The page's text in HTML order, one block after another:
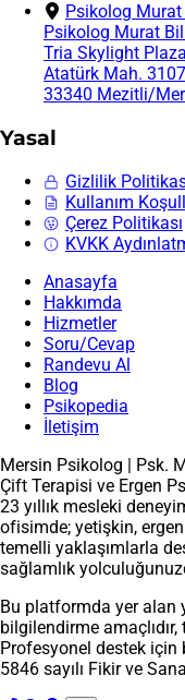
Psikolog
Psikolog Murat
Tria Skylight Plaza
Atatürk Mah.
33340 Mezitli/
Yasal
Gizlilik
Kullanım
Çerez Politikası
KVKK
Anasayfa
Hakkımda
Hizmetler
Soru/Cevap
Randevu Al
Blog
Psikopedia
İletişim
Mersin Psikolog | Psk.
Çift Terapisi ve Ergen
23 yıllık mesleki
ofisimde; yetişkin,
temelli yaklaşımlarla
sağlamlık
Bu platformda yer alan
bilgilendirme
Profesyonel destek
5846 sayılı Fikir ve